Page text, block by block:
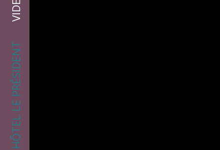
VIDEO
HÔTEL LE PRÉSIDENT